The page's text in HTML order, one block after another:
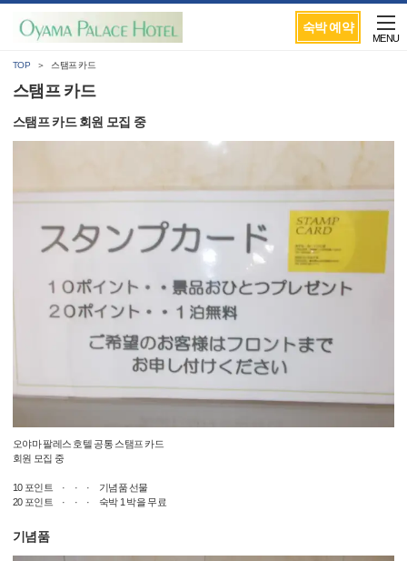
숙박 예약
MENU
TOP 스탬프 카드
스탬프 카드
스탬프 카드 회원 모집 중
오야마 팔레스 호텔 공통 스탬프 카드
회원 모집 중
10 포인트 · · · 기념품 선물
20 포인트 · · · 숙박 1 박을 무료
기념품